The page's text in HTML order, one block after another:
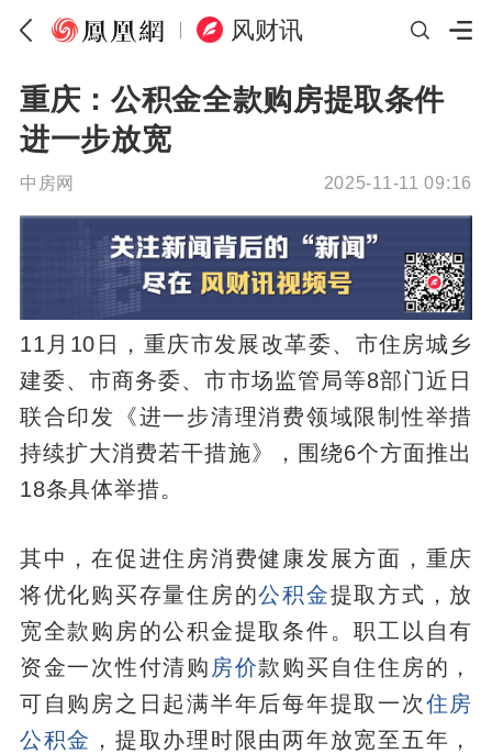
风财讯
重庆：公积金全款购房提取条件
进一步放宽
中房网 2025-11-11 09:16
11月10日，重庆市发展改革委、市住房城乡
建委、市商务委、市市场监管局等8部门近日
联合印发《进一步清理消费领域限制性举措
持续扩大消费若干措施》，围绕6个方面推出
18条具体举措。
其中，在促进住房消费健康发展方面，重庆
将优化购买存量住房的公积金提取方式，放
宽全款购房的公积金提取条件。职工以自有
资金一次性付清购 房价款购买自住住房的，
可自购房之日起满半年后每年提取一次住房
公积金 ，提取办理时限由两年放宽至五年，